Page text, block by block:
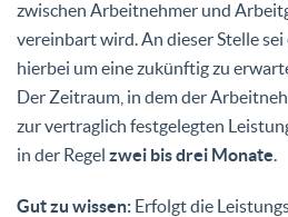
zwischen Arbeitnehmer und
vereinbart wird. An dieser Stelle sei
hierbei um eine zukünftig zu
Der Zeitraum, in dem der
zur vertraglich festgelegten
in der Regel zwei bis drei Monate.
Gut zu wissen: Erfolgt die